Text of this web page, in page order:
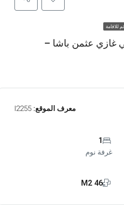
للاقامة
عثمن باشا –
معرف الموقع:
1
غرفة نوم
46 M2